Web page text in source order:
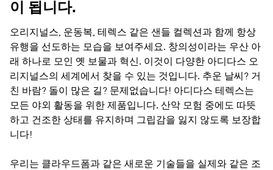
이 됩니다.
오리지널스, 운동복, 테렉스 같은 샌들 컬렉션과 함께 항상
유행을 선도하는 모습을 보여주세요. 창의성이라는 우산 아
래 하나로 모인 옛 보물과 혁신. 이것이 다양한 아디다스 오
리지널스의 세계에서 찾을 수 있는 것입니다. 추운 날씨? 거
친 바람? 돌이 많은 길? 문제없습니다! 아디다스 테렉스는
모든 야외 활동을 위한 제품입니다. 산악 모험 중에도 따뜻
하고 건조한 상태를 유지하며 그립감을 잃지 않도록 보장합
니다!
우리는 클라우드폼과 같은 새로운 기술들을 실제와 같은 조